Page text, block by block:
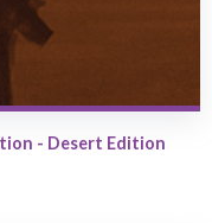
- Desert Edition